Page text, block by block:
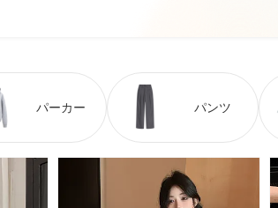
パーカー パンツ